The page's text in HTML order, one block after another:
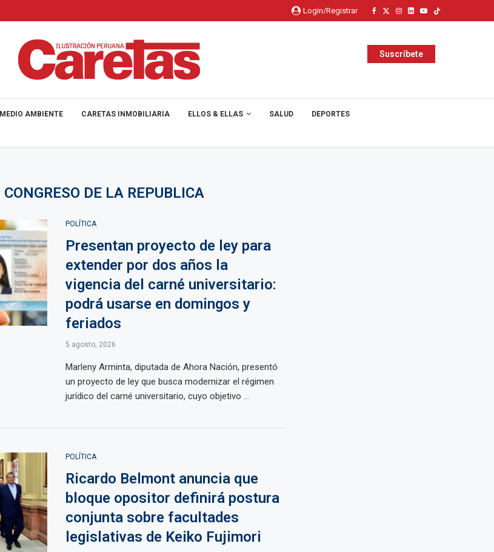
Login/Registrar
Suscríbete
MEDIO AMBIENTE CARETAS INMOBILIARIA ELLOS & ELLAS SALUD DEPORTES
CONGRESO DE LA REPUBLICA
POLÍTICA
Presentan proyecto de ley para
extender por dos años la
vigencia del carné universitario:
podrá usarse en domingos y
feriados
5 agosto, 2026
Marleny Arminta, diputada de Ahora Nación, presentó
un proyecto de ley que busca modernizar el régimen
jurídico del carné universitario, cuyo objetivo ...
POLÍTICA
Ricardo Belmont anuncia que
bloque opositor definirá postura
conjunta sobre facultades
legislativas de Keiko Fujimori